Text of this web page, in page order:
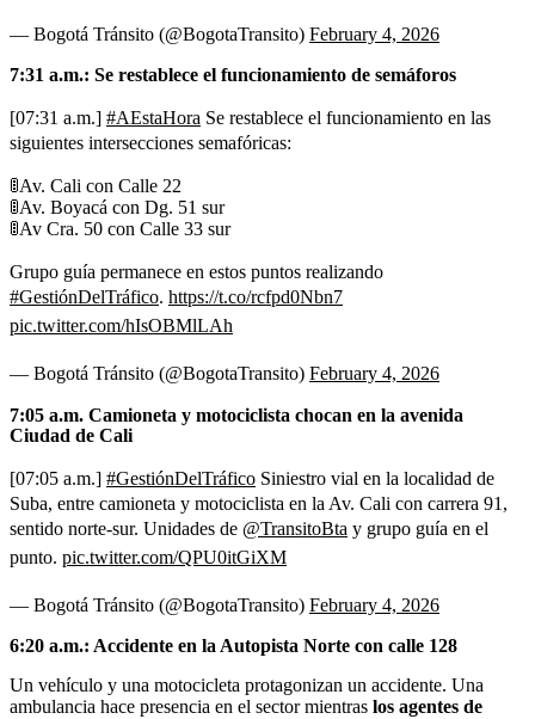
— Bogotá Tránsito (@BogotaTransito) February 4, 2026
7:31 a.m.: Se restablece el funcionamiento de semáforos
[07:31 a.m.] #AEstaHora Se restablece el funcionamiento en las
siguientes intersecciones semafóricas:
🚦Av. Cali con Calle 22
🚦Av. Boyacá con Dg. 51 sur
🚦Av Cra. 50 con Calle 33 sur
Grupo guía permanece en estos puntos realizando
#GestiónDelTráfico. https://t.co/rcfpd0Nbn7
pic.twitter.com/hIsOBMlLAh
— Bogotá Tránsito (@BogotaTransito) February 4, 2026
7:05 a.m. Camioneta y motociclista chocan en la avenida
Ciudad de Cali
[07:05 a.m.] #GestiónDelTráfico Siniestro vial en la localidad de
Suba, entre camioneta y motociclista en la Av. Cali con carrera 91,
sentido norte-sur. Unidades de @TransitoBta y grupo guía en el
punto. pic.twitter.com/QPU0itGiXM
— Bogotá Tránsito (@BogotaTransito) February 4, 2026
6:20 a.m.: Accidente en la Autopista Norte con calle 128
Un vehículo y una motocicleta protagonizan un accidente. Una
ambulancia hace presencia en el sector mientras los agentes de